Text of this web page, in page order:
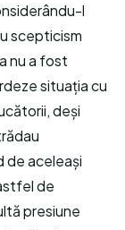
l
scepticism
nu a fost
situația cu
deși
de aceleași
de
presiune